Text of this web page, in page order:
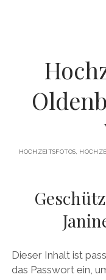
GETTING
HOCHZEITSFOTOS,
Dieser Inhalt ist
das Passwort ein,